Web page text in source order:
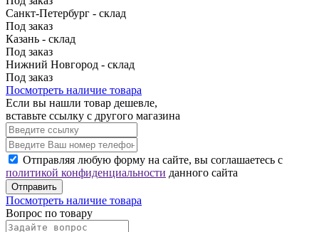
Санкт-Петербург - склад
Под заказ
Казань - склад
Под заказ
Нижний Новгород - склад
Под заказ
Посмотреть наличие товара
Если вы нашли товар дешевле,
вставьте ссылку с другого магазина
Отправляя любую форму на сайте, вы соглашаетесь с
политикой конфиденциальности данного сайта
Отправить
Посмотреть наличие товара
Вопрос по товару